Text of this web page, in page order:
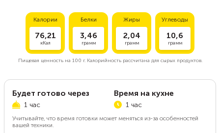
Калории
76,21
кКал
Белки
3,46
грамм
Жиры
2,04
грамм
Углеводы
10,6
грамм
Пищевая ценность на 100 г.Калорийность рассчитана для сырых продуктов.
Будет готово через
1 час
Время на кухне
1 час
Учитывайте, что время готовки может меняться из-за особенностей
вашей техники.